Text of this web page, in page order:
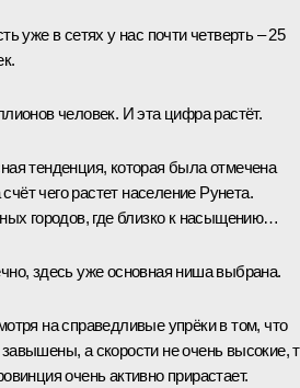
уже в сетях у нас почти четверть – 25
человек. И эта цифра растёт.
тенденция, которая была отмечена
счёт чего растет население Рунета.
городов, где близко к насыщению…
здесь уже основная ниша выбрана.
на справедливые упрёки в том, что
а скорости не очень высокие,
очень активно прирастает.